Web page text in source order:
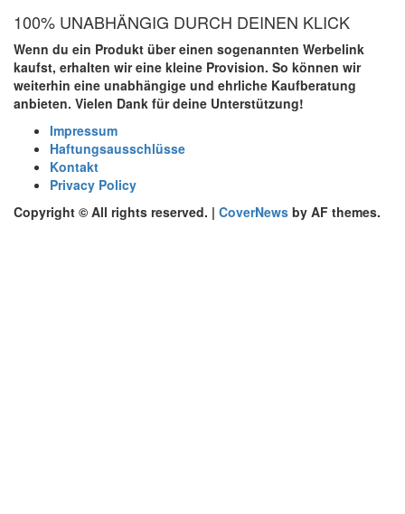
100% UNABHÄNGIG DURCH DEINEN KLICK
Wenn du ein Produkt über einen sogenannten Werbelink
kaufst, erhalten wir eine kleine Provision. So können wir
weiterhin eine unabhängige und ehrliche Kaufberatung
anbieten. Vielen Dank für deine Unterstützung!
Impressum
Haftungsausschlüsse
Kontakt
Privacy Policy
Copyright © All rights reserved. | CoverNews by AF themes.